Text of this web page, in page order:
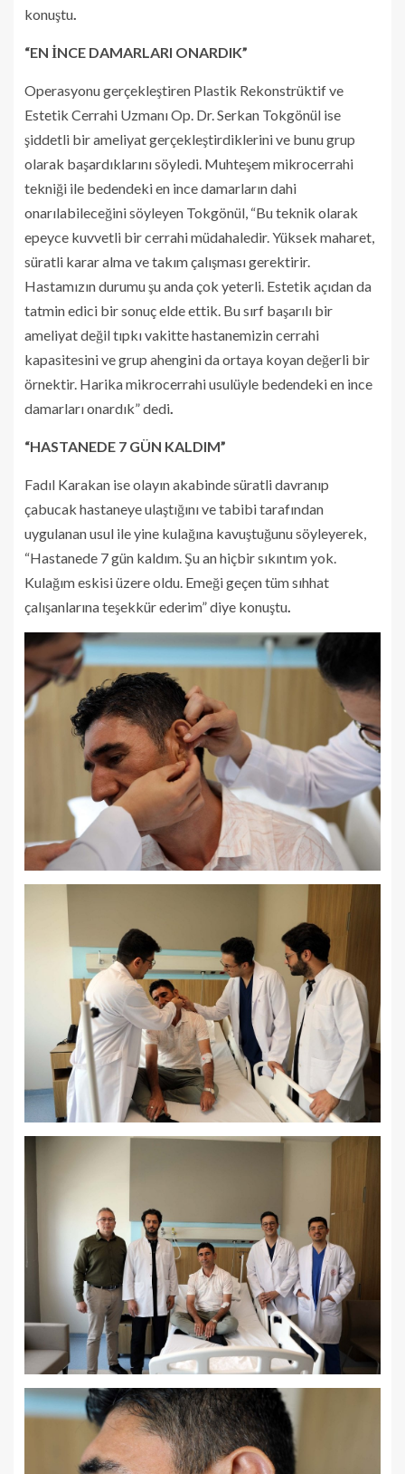
konuştu.
“EN İNCE DAMARLARI ONARDIK”
Operasyonu gerçekleştiren Plastik Rekonstrüktif ve
Estetik Cerrahi Uzmanı Op. Dr. Serkan Tokgönül ise
şiddetli bir ameliyat gerçekleştirdiklerini ve bunu grup
olarak başardıklarını söyledi. Muhteşem mikrocerrahi
tekniği ile bedendeki en ince damarların dahi
onarılabileceğini söyleyen Tokgönül, “Bu teknik olarak
epeyce kuvvetli bir cerrahi müdahaledir. Yüksek maharet,
süratli karar alma ve takım çalışması gerektirir.
Hastamızın durumu şu anda çok yeterli. Estetik açıdan da
tatmin edici bir sonuç elde ettik. Bu sırf başarılı bir
ameliyat değil tıpkı vakitte hastanemizin cerrahi
kapasitesini ve grup ahengini da ortaya koyan değerli bir
örnektir. Harika mikrocerrahi usulüyle bedendeki en ince
damarları onardık” dedi.
“HASTANEDE 7 GÜN KALDIM”
Fadıl Karakan ise olayın akabinde süratli davranıp
çabucak hastaneye ulaştığını ve tabibi tarafından
uygulanan usul ile yine kulağına kavuştuğunu söyleyerek,
“Hastanede 7 gün kaldım. Şu an hiçbir sıkıntım yok.
Kulağım eskisi üzere oldu. Emeği geçen tüm sıhhat
çalışanlarına teşekkür ederim” diye konuştu.